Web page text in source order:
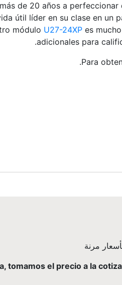
de 20 años a
útil líder en su clase en un
módulo U27-24XP es
adicionales para
Para
.
مرنة
tomamos el precio a la